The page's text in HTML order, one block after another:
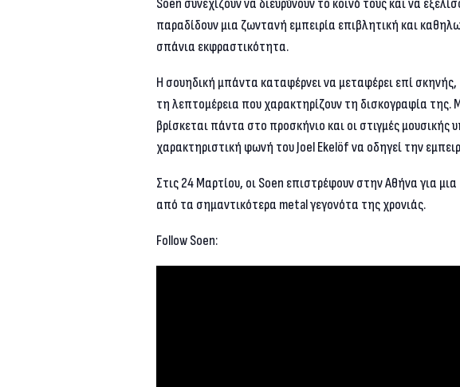
Soen συνεχίζουν να διευρύνουν το κοινό τους και να
παραδίδουν μια ζωντανή εμπειρία επιβλητική και
σπάνια εκφραστικότητα.
Η σουηδική μπάντα καταφέρνει να μεταφέρει επί
τη λεπτομέρεια που χαρακτηρίζουν τη δισκογραφία
βρίσκεται πάντα στο προσκήνιο και οι στιγμές
χαρακτηριστική φωνή του Joel Ekelöf να οδηγεί την
Στις 24 Μαρτίου, οι Soen επιστρέφουν στην Αθήνα για
από τα σημαντικότερα metal γεγονότα της χρονιάς.
Follow Soen: